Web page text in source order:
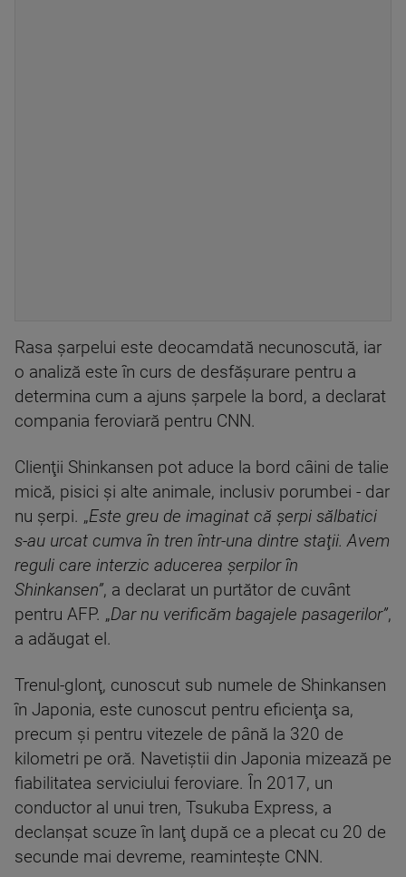
Rasa şarpelui este deocamdată necunoscută, iar
o analiză este în curs de desfăşurare pentru a
determina cum a ajuns şarpele la bord, a declarat
compania feroviară pentru CNN.
Clienţii Shinkansen pot aduce la bord câini de talie
mică, pisici şi alte animale, inclusiv porumbei - dar
nu şerpi. „Este greu de imaginat că şerpi sălbatici
s-au urcat cumva în tren într-una dintre staţii. Avem
reguli care interzic aducerea şerpilor în
Shinkansen”, a declarat un purtător de cuvânt
pentru AFP. „Dar nu verificăm bagajele pasagerilor”,
a adăugat el.
Trenul-glonţ, cunoscut sub numele de Shinkansen
în Japonia, este cunoscut pentru eficienţa sa,
precum şi pentru vitezele de până la 320 de
kilometri pe oră. Navetiştii din Japonia mizează pe
fiabilitatea serviciului feroviare. În 2017, un
conductor al unui tren, Tsukuba Express, a
declanşat scuze în lanţ după ce a plecat cu 20 de
secunde mai devreme, reaminteşte CNN.